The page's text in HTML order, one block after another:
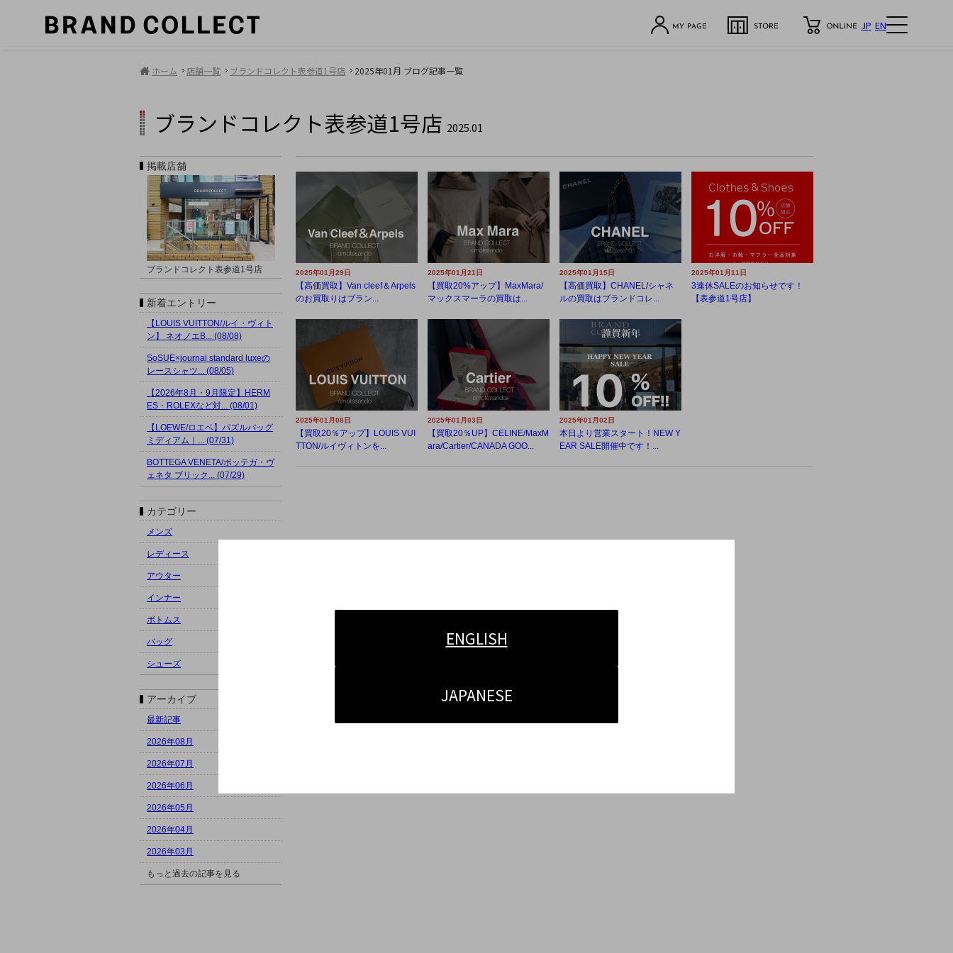
JP EN
ENGLISH
JAPANESE
ホーム 店舗一覧 ブランドコレクト表参道1号店 2025年01月 ブログ記事一覧
ブランドコレクト表参道1号店 2025.01
2025年01月29日
【高価買取】Van cleef＆Arpels
のお買取りはブラン...
2025年01月21日
【買取20%アップ】MaxMara/
マックスマーラの買取は...
2025年01月15日
【高価買取】CHANEL/シャネ
ルの買取はブランドコレ...
2025年01月11日
3連休SALEのお知らせです！
【表参道1号店】
2025年01月08日
【買取20％アップ】LOUIS VUI
TTON/ルイヴィトンを...
2025年01月03日
【買取20％UP】CELINE/MaxM
ara/Cartier/CANADA GOO...
2025年01月02日
本日より営業スタート！NEW Y
EAR SALE開催中です！...
掲載店舗
ブランドコレクト表参道1号店
新着エントリー
【LOUIS VUITTON/ルイ・ヴィト
ン】 ネオノエB... (08/08)
SoSUE×journal standard luxeの
レースシャツ... (08/05)
【2026年8月・9月限定】HERM
ES・ROLEXなど対... (08/01)
【LOEWE/ロエベ】パズルバッグ
ミディアム｜... (07/31)
BOTTEGA VENETA/ボッテガ・ヴ
ェネタ ブリック... (07/29)
カテゴリー
メンズ
レディース
アウター
インナー
ボトムス
バッグ
シューズ
アーカイブ
最新記事
2026年08月
2026年07月
2026年06月
2026年05月
2026年04月
2026年03月
もっと過去の記事を見る